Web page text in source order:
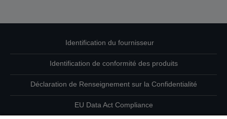
Identification du fournisseur
Identification de conformité des produits
Déclaration de Renseignement sur la Confidentialité
EU Data Act Compliance